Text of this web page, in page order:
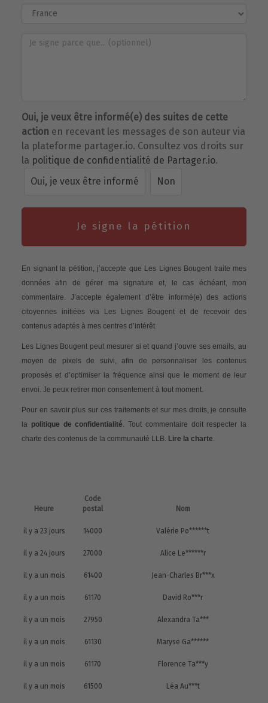
Oui, je veux être informé(e) des suites de cette
action en recevant les messages de son auteur via
la plateforme partager.io. Consultez vos droits sur
la politique de confidentialité de Partager.io.
Oui, je veux être informé
Non
Je signe la pétition
En signant la pétition, j’accepte que Les Lignes Bougent traite mes
données afin de gérer ma signature et, le cas échéant, mon
commentaire. J’accepte également d’être informé(e) des actions
citoyennes initiées via Les Lignes Bougent et de recevoir des
contenus adaptés à mes centres d’intérêt.
Les Lignes Bougent peut mesurer si et quand j’ouvre ses emails, au
moyen de pixels de suivi, afin de personnaliser les contenus
proposés et d’optimiser la fréquence ainsi que le moment de leur
envoi. Je peux retirer mon consentement à tout moment.
Pour en savoir plus sur ces traitements et sur mes droits, je consulte
la politique de confidentialité . Tout commentaire doit respecter la
charte des contenus de la communauté LLB. Lire la charte
Heure
Code
postal
Nom
il y a 23 jours 14000 Valérie Po******t
il y a 24 jours 27000 Alice Le******r
il y a un mois 61400 Jean-Charles Br***x
il y a un mois 61170 David Ro***r
il y a un mois 27950 Alexandra Ta***
il y a un mois 61130 Maryse Ga******
il y a un mois 61170 Florence Ta***y
il y a un mois 61500 Léa Au***t